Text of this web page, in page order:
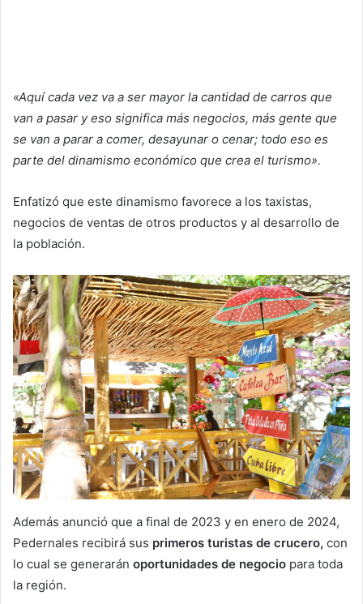
«Aquí cada vez va a ser mayor la cantidad de carros que
van a pasar y eso significa más negocios, más gente que
se van a parar a comer, desayunar o cenar; todo eso es
parte del dinamismo económico que crea el turismo».
Enfatizó que este dinamismo favorece a los taxistas,
negocios de ventas de otros productos y al desarrollo de
la población.
Además anunció que a final de 2023 y en enero de 2024,
Pedernales recibirá sus primeros turistas de crucero, con
lo cual se generarán oportunidades de negocio para toda
la región.